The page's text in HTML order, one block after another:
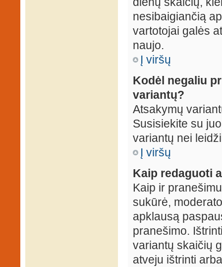
nesibaigiančią
vartotojai galės
naujo.
Į viršų
Kodėl negaliu
variantų?
Atsakymų
Susisiekite su
variantų nei
Į viršų
Kaip redaguoti
Kaip ir
sukūrė,
apklausą
pranešimo.
variantų skaičių
atveju ištrinti